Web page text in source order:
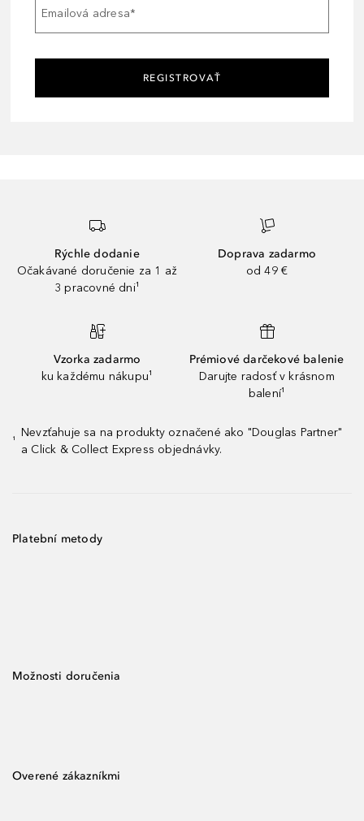
Emailová adresa*
REGISTROVAŤ
Rýchle dodanie
Očakávané doručenie za 1 až
3 pracovné dni¹
Doprava zadarmo
od 49 €
Vzorka zadarmo
ku každému nákupu¹
Prémiové darčekové balenie
Darujte radosť v krásnom
balení¹
¹
Nevzťahuje sa na produkty označené ako "Douglas Partner"
a Click & Collect Express objednávky.
Platební metody
Možnosti doručenia
Overené zákazníkmi